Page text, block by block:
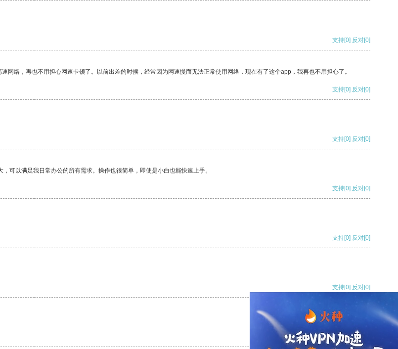
支持[0] 反对[0]
络，再也不用担心网速卡顿了。以前出差的时候，经常因为网速慢而无法正常使用网络，现在有了这个app，我再也不用担心了。
支持[0] 反对[0]
支持[0] 反对[0]
可以满足我日常办公的所有需求。操作也很简单，即使是小白也能快速上手。
支持[0] 反对[0]
支持[0] 反对[0]
支持[0] 反对[0]
支持[0] 反对